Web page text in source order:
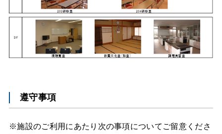
遵守事項
※施設のご利用にあたり次の事項についてご留意くださ